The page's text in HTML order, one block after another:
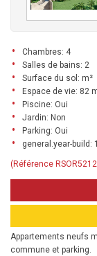
Chambres: 4
Salles de bains: 2
Surface du sol: m²
Espace de vie: 82
Piscine: Oui
Jardin: Non
Parking: Oui
general.year-build:
(Référence
Appartements neufs
commune et parking.